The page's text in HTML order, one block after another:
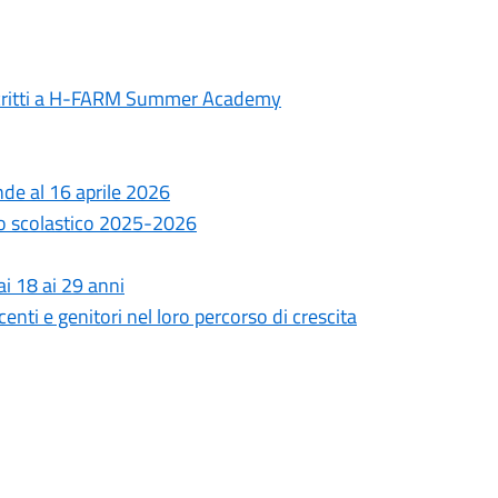
a H-FARM Summer Academy
al 16 aprile 2026
scolastico 2025-2026
18 ai 29 anni
e genitori nel loro percorso di crescita